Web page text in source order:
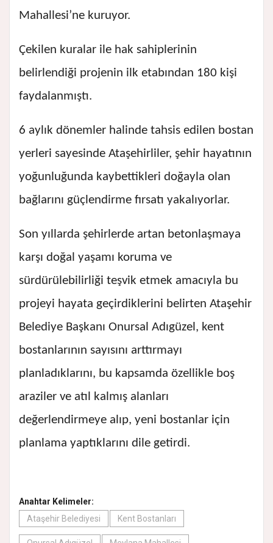
Mahallesi’ne kuruyor.
Çekilen kuralar ile hak sahiplerinin
belirlendiği projenin ilk etabından 180 kişi
faydalanmıştı.
6 aylık dönemler halinde tahsis edilen bostan
yerleri sayesinde Ataşehirliler, şehir hayatının
yoğunluğunda kaybettikleri doğayla olan
bağlarını güçlendirme fırsatı yakalıyorlar.
Son yıllarda şehirlerde artan betonlaşmaya
karşı doğal yaşamı koruma ve
sürdürülebilirliği teşvik etmek amacıyla bu
projeyi hayata geçirdiklerini belirten Ataşehir
Belediye Başkanı Onursal Adıgüzel, kent
bostanlarının sayısını arttırmayı
planladıklarını, bu kapsamda özellikle boş
araziler ve atıl kalmış alanları
değerlendirmeye alıp, yeni bostanlar için
planlama yaptıklarını dile getirdi.
Anahtar Kelimeler:
Ataşehir Belediyesi
Kent Bostanları